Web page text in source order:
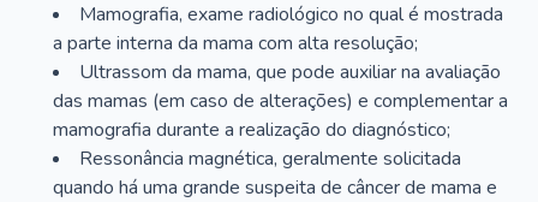
Mamografia, exame radiológico no qual é mostrada
a parte interna da mama com alta resolução;
Ultrassom da mama, que pode auxiliar na avaliação
das mamas (em caso de alterações) e complementar a
mamografia durante a realização do diagnóstico;
Ressonância magnética, geralmente solicitada
quando há uma grande suspeita de câncer de mama e